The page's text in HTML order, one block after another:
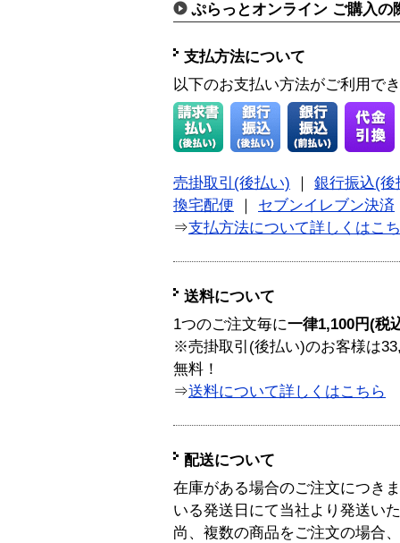
ぷらっとオンライン ご購入の
支払方法について
以下のお支払い方法がご利用で
売掛取引(後払い)
銀行振込(後
換宅配便
セブンイレブン決済
⇒支払方法について詳しくはこ
送料について
1つのご注文毎に一律1,100円(税
※売掛取引(後払い)のお客様は
無料！
⇒送料について詳しくはこちら
配送について
在庫がある場合のご注文につき
いる発送日にて当社より発送い
尚、複数の商品をご注文の場合